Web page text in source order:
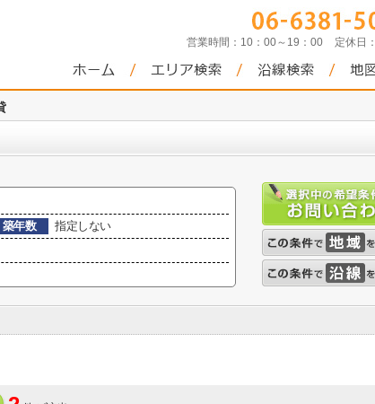
営業時間： 10：00～19：00 定休日：
築年数
指定しない